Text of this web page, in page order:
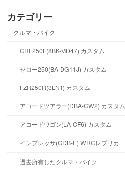
カテゴリー
クルマ・バイク
CRF250L(8BK-MD47) カスタム
セロー250(BA-DG11J) カスタム
FZR250R(3LN1) カスタム
アコードツアラー(DBA-CW2) カスタム
アコードワゴン(LA-CF6) カスタム
インプレッサ(GDB-E) WRCレプリカ
過去所有したクルマ・バイク